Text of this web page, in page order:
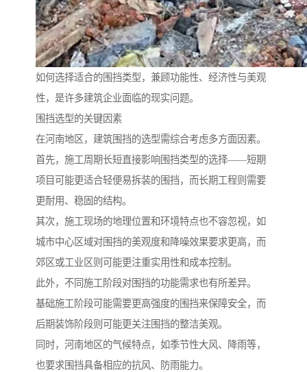
如何选择适合的围挡类型，兼顾功能性、经济性与美观
性，是许多建筑企业面临的现实问题。
围挡选型的关键因素
在河南地区，建筑围挡的选型需综合考虑多方面因素。
首先，施工周期长短直接影响围挡类型的选择——短期
项目可能更适合轻便易拆装的围挡，而长期工程则需要
更耐用、稳固的结构。
其次，施工现场的地理位置和环境特点也不容忽视，如
城市中心区域对围挡的美观度和降噪效果要求更高，而
郊区或工业区则可能更注重实用性和成本控制。
此外，不同施工阶段对围挡的功能需求也有所差异。
基础施工阶段可能需要更高强度的围挡来保障安全，而
后期装饰阶段则可能更关注围挡的整洁美观。
同时，河南地区的气候特点，如季节性大风、降雨等，
也要求围挡具备相应的抗风、防雨能力。